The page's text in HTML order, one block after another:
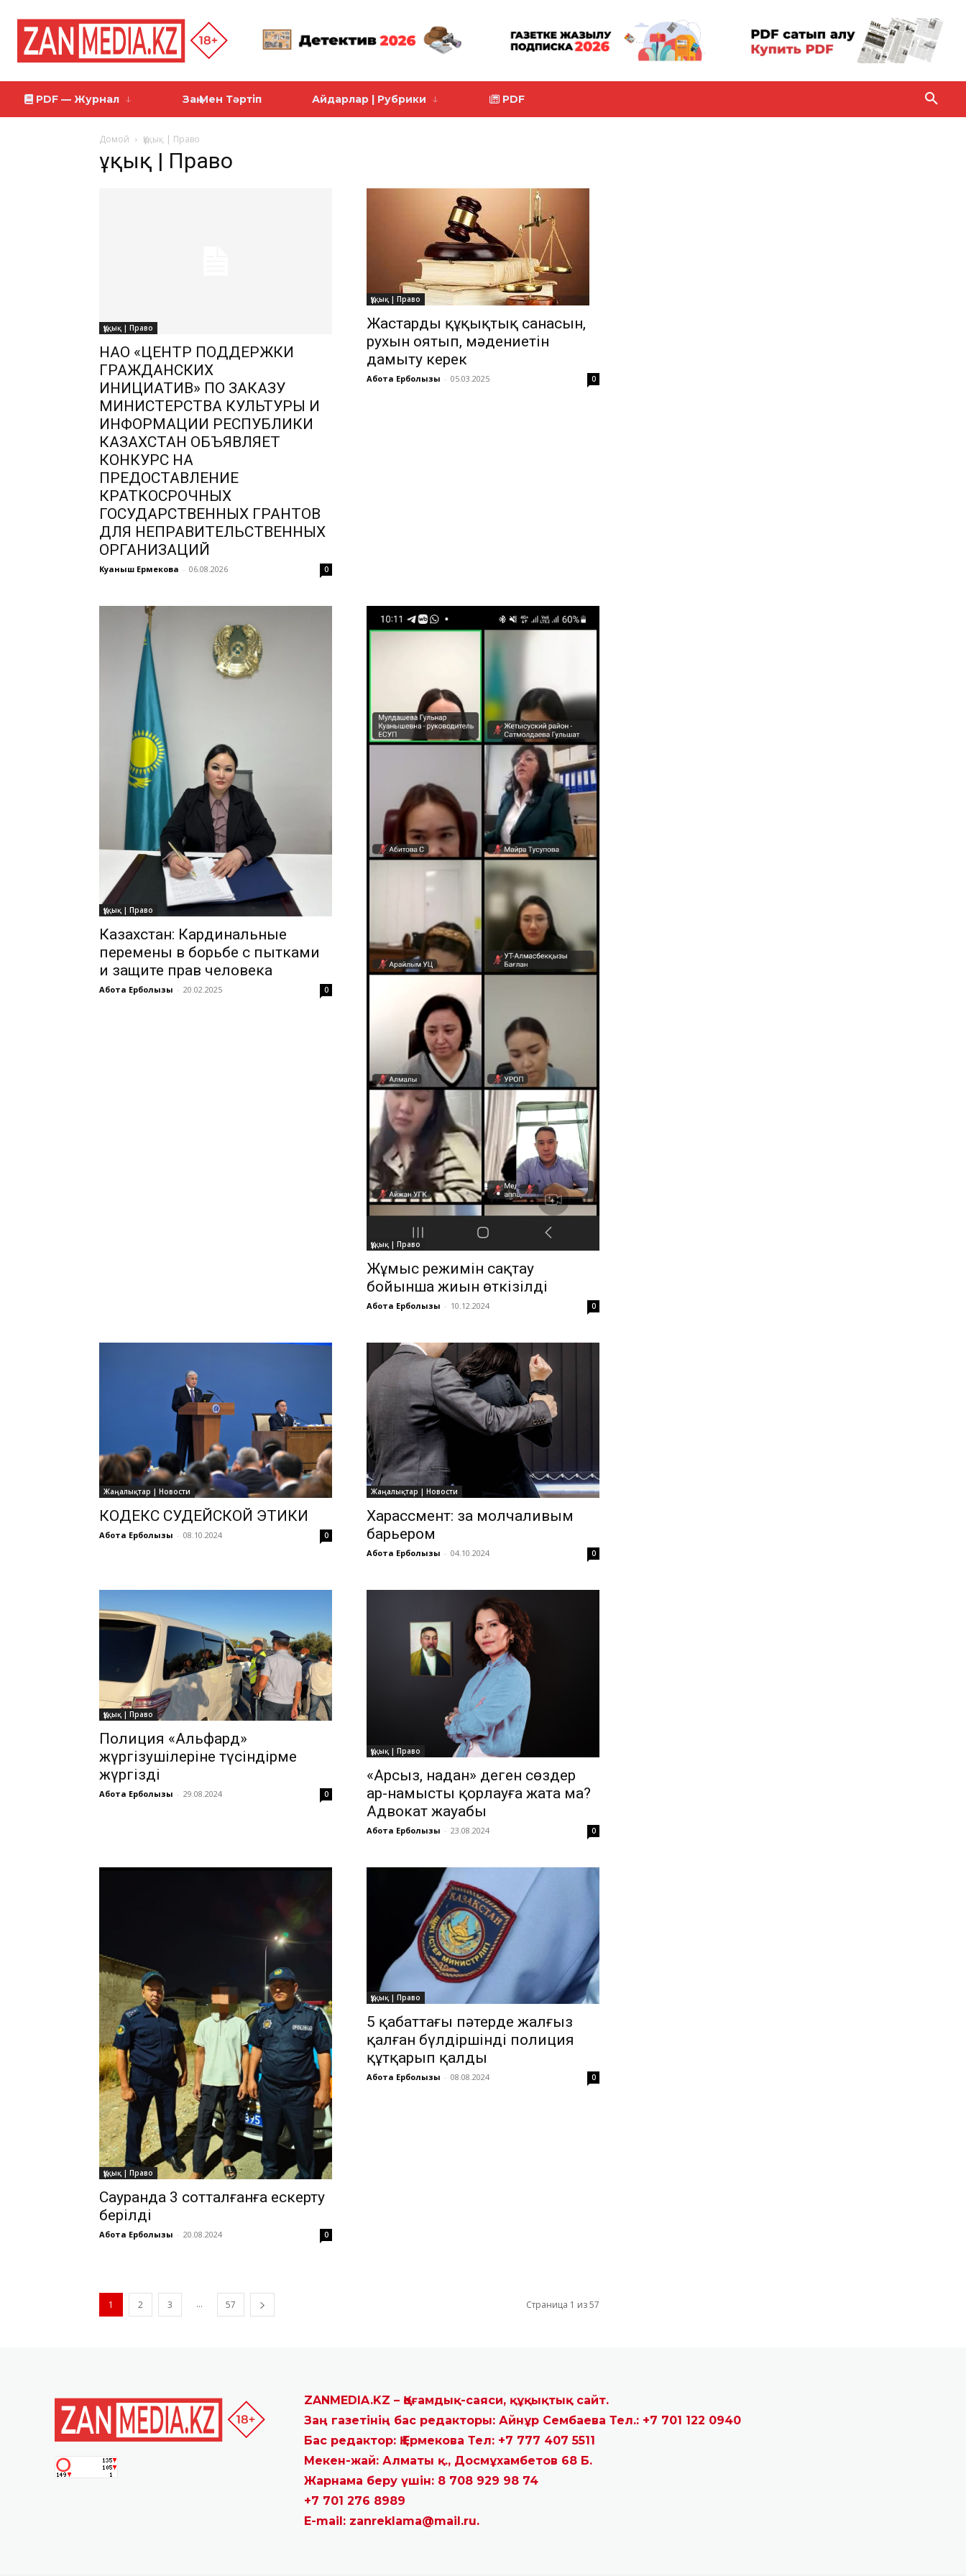
PDF — Журнал Заң Мен Тәртіп Айдарлар | Рубрики PDF
Домой Құқық | Право
Құқық | Право
Құқық | Право
НАО «ЦЕНТР ПОДДЕРЖКИ
ГРАЖДАНСКИХ
ИНИЦИАТИВ» ПО ЗАКАЗУ
МИНИСТЕРСТВА КУЛЬТУРЫ И
ИНФОРМАЦИИ РЕСПУБЛИКИ
КАЗАХСТАН ОБЪЯВЛЯЕТ
КОНКУРС НА
ПРЕДОСТАВЛЕНИЕ
КРАТКОСРОЧНЫХ
ГОСУДАРСТВЕННЫХ ГРАНТОВ
ДЛЯ НЕПРАВИТЕЛЬСТВЕННЫХ
ОРГАНИЗАЦИЙ
Куаныш Ермекова - 06.08.2026 0
Құқық | Право
Жастардың құқықтық санасын,
рухын оятып, мәдениетін
дамыту керек
Ақбота Ерболқызы - 05.03.2025 0
Құқық | Право
Казахстан: Кардинальные
перемены в борьбе с пытками
и защите прав человека
Ақбота Ерболқызы - 20.02.2025 0
Құқық | Право
Жұмыс режимін сақтау
бойынша жиын өткізілді
Ақбота Ерболқызы - 10.12.2024 0
Жаңалықтар | Новости
КОДЕКС СУДЕЙСКОЙ ЭТИКИ
Ақбота Ерболқызы - 08.10.2024 0
Жаңалықтар | Новости
Харассмент: за молчаливым
барьером
Ақбота Ерболқызы - 04.10.2024 0
Құқық | Право
Полиция «Альфард»
жүргізушілеріне түсіндірме
жүргізді
Ақбота Ерболқызы - 29.08.2024 0
Құқық | Право
«Арсыз, надан» деген сөздер
ар-намысты қорлауға жата ма?
Адвокат жауабы
Ақбота Ерболқызы - 23.08.2024 0
Құқық | Право
Сауранда 3 сотталғанға ескерту
берілді
Ақбота Ерболқызы - 20.08.2024 0
Құқық | Право
5 қабаттағы пәтерде жалғыз
қалған бүлдіршінді полиция
құтқарып қалды
Ақбота Ерболқызы - 08.08.2024 0
1 2 3 ... 57 Страница 1 из 57
ZANMEDIA.KZ – Қоғамдық-саяси, құқықтық сайт.
Заң газетінің бас редакторы: Айнұр Сембаева Тел.: +7 701 122 0940
Бас редактор: Қ.Ермекова Тел: +7 777 407 5511
Мекен-жай: Алматы қ., Досмұхамбетов 68 Б.
Жарнама беру үшін: 8 708 929 98 74
+7 701 276 8989
E-mail: zanreklama@mail.ru.